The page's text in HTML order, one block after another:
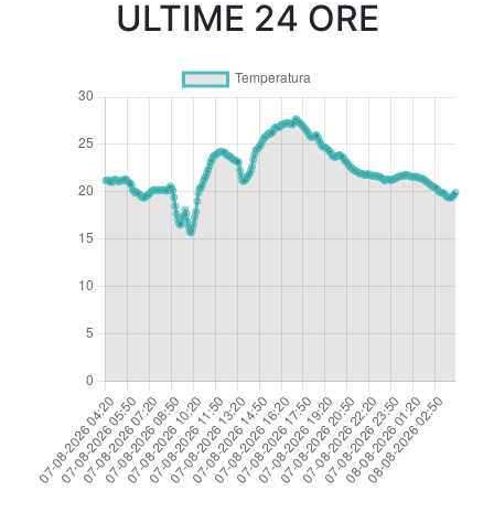
ULTIME 24 ORE